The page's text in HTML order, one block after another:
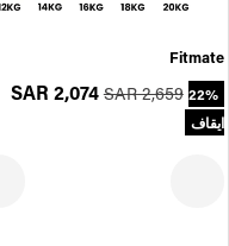
Fitmate
SAR 2,074 SAR 2,659 22%
ايقاف